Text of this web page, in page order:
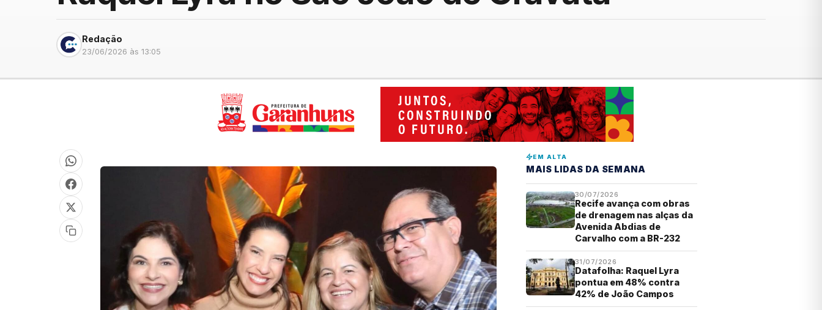
Redação
23/06/2026 às 13:05
EM ALTA
MAIS LIDAS DA SEMANA
30/07/2026
Recife avança com obras
de drenagem nas alças da
Avenida Abdias de
Carvalho com a BR-232
31/07/2026
Datafolha: Raquel Lyra
pontua em 48% contra
42% de João Campos